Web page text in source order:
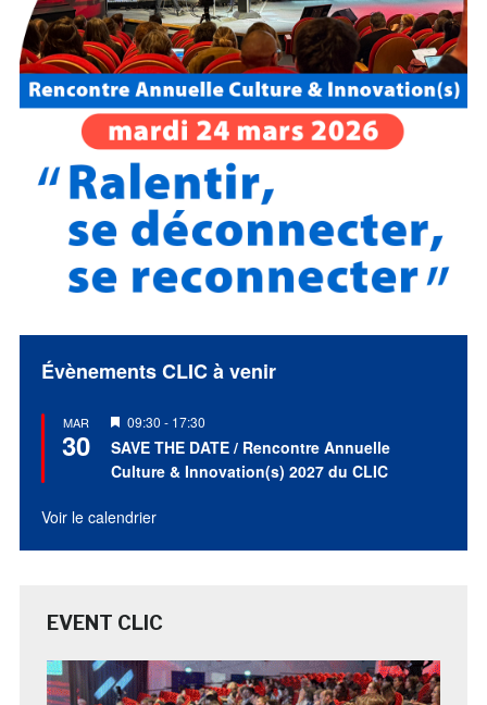
Évènements CLIC à venir
MAR
30
Mis
en
avant
09:30 - 17:30
SAVE THE DATE / Rencontre Annuelle
Culture & Innovation(s) 2027 du CLIC
Voir le calendrier
EVENT CLIC